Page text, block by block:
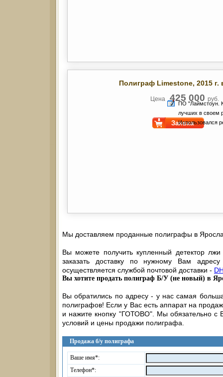
Полиграф Limestone, 2015 г.
ПО "Лаймстоун.
лучших в своем
Использовался
Цена425 000 руб.
Заявка
Мы доставляем проданные полиграфы в
Вы можете получить купленный детектор
заказать доставку по нужному Вам
осуществляется службой почтовой доставки -
Вы хотите продать полиграф Б/У (не новый) в
Вы обратились по адресу - у нас самая
полиграфов! Если у Вас есть аппарат на
и нажите кнопку "ГОТОВО". Мы обязательно с
условий и цены продажи полиграфа.
Продажа б/у полиграфа
Ваше имя*:
Телефон*: